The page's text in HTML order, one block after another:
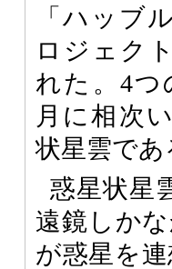
「ハッブ
ロジェク
れた。4つ
月に相次
状星雲であ
惑星状星
遠鏡しか
が惑星を